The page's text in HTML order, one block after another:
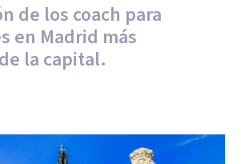
de los coach para
en Madrid más
la capital.